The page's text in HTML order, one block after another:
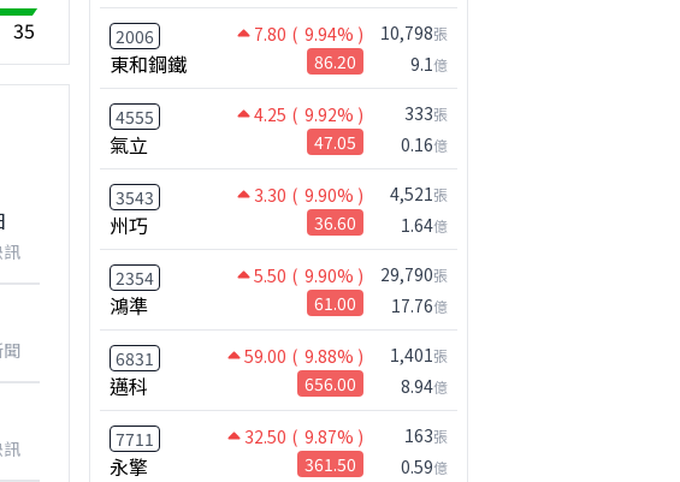
35 2006 7.80 ( 9.94% )
東和鋼鐵 86.20
10,798張
9.1億
4555 4.25 ( 9.92% )
氣立 47.05
333張
0.16億
3543 3.30 ( 9.90% )
州巧 36.60
4,521張
1.64億
2354 5.50 ( 9.90% )
鴻準 61.00
29,790張
17.76億
6831 59.00 ( 9.88% )
邁科 656.00
1,401張
8.94億
7711 32.50 ( 9.87% )
永擎 361.50
163張
0.59億